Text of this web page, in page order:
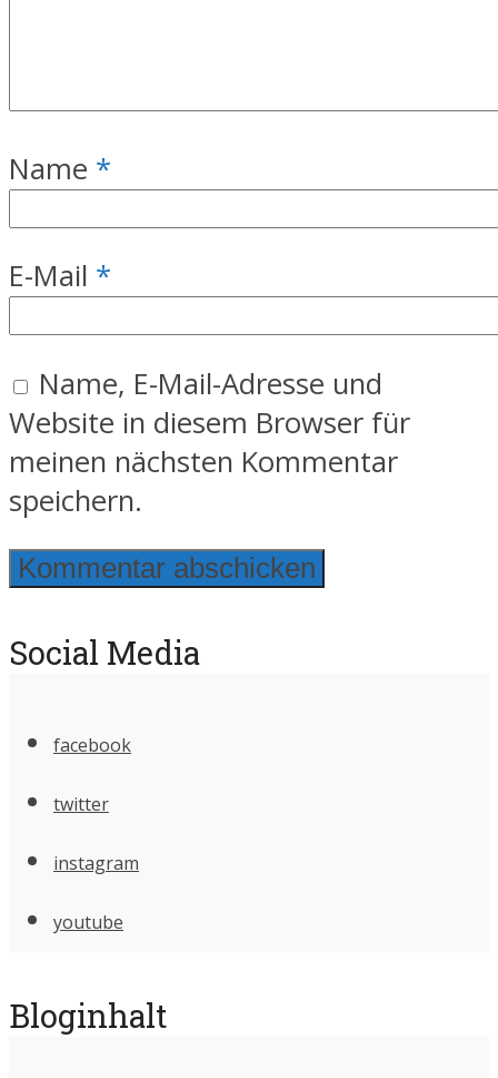
Name *
E-Mail *
Name, E-Mail-Adresse und
Website in diesem Browser für
meinen nächsten Kommentar
speichern.
Social Media
facebook
twitter
instagram
youtube
Bloginhalt